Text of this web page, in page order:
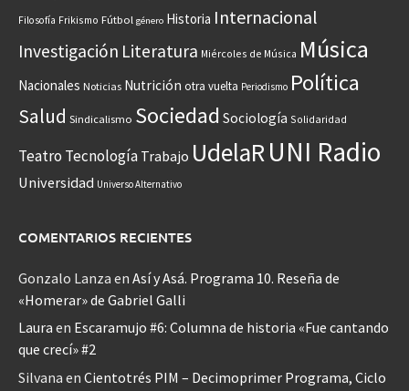
Filosofía Frikismo Fútbol género Historia Internacional
Investigación Literatura Miércoles de Música Música
Nacionales Noticias Nutrición otra vuelta Periodismo Política
Salud Sindicalismo Sociedad Sociología Solidaridad
Teatro Tecnología Trabajo UdelaR UNI Radio
Universidad Universo Alternativo
COMENTARIOS RECIENTES
Gonzalo Lanza en Así y Asá. Programa 10. Reseña de
«Homerar» de Gabriel Galli
Laura en Escaramujo #6: Columna de historia «Fue cantando
que crecí» #2
Silvana en Cientotrés PIM – Decimoprimer Programa, Ciclo